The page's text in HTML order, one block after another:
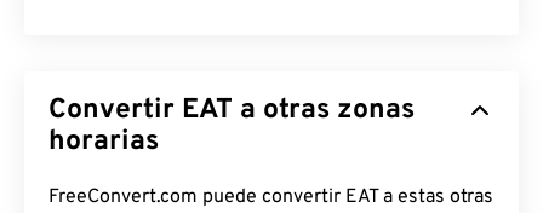
Convertir EAT a otras zonas
horarias
FreeConvert.com puede convertir EAT a estas otras